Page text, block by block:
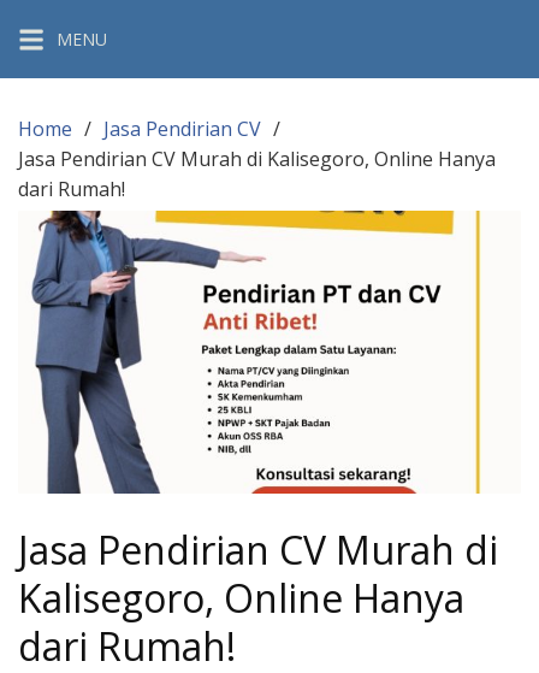
content
MENU
Home
Jasa Pendirian CV
Jasa Pendirian CV Murah di Kalisegoro, Online Hanya
dari Rumah!
Jasa Pendirian CV Murah di
Kalisegoro, Online Hanya
dari Rumah!